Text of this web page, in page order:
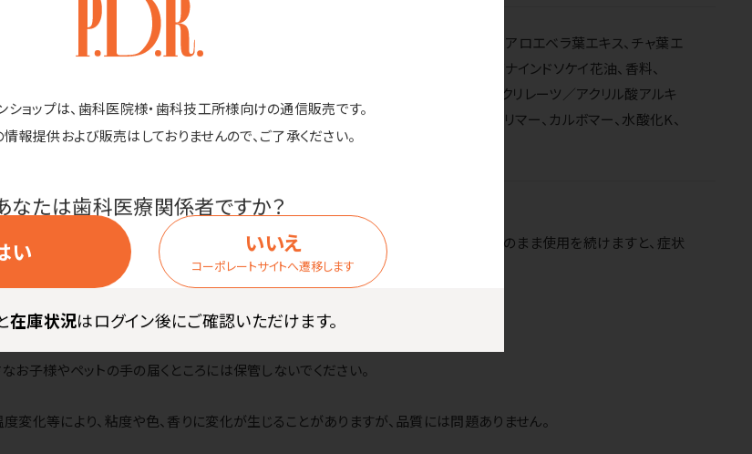
ショップは、歯科医院様・歯科技工所様向けの通信販売です。
報提供および販売はしておりませんので、ご了承ください。
なたは歯科医療関係者ですか？
い
いいえ
コーポレートサイトへ遷移します
在庫状況はログイン後にご確認いただけます。
ルビトール、ミリスチン酸ポリグリセリル-10、ゲンチアナ根エキス、ユーカリ葉エキス、アロエベラ葉エキス、チャ葉エ
、パチョリ葉油、ショウズク種子油、ジャワシトロネラソウ葉油、プルット葉油、シロバナインドソケイ花油、香料、
デセス-20、キサンタンガム、ポリソルベート60(小麦またはトウモロコシ等由来)、(アクリレーツ／アクリル酸アルキ
ソルビタン、(アクリル酸ヒドロキシエチル／アクリロイルジメチルタウリンNa)コポリマー、カルボマー、水酸化K、
は使用しないでください。
してください。肌に合わない時、次のような場合には、使用を中止してください。そのまま使用を続けますと、症状
門医等に相談されることをおすすめいたします。
抜け（白斑等）や黒ずみ等の異常が現れた場合。
のような異常が現れた場合。
分に注意してください。
子様やペットの手の届くところには保管しないでください。
化等により、粘度や色、香りに変化が生じることがありますが、品質には問題ありません。